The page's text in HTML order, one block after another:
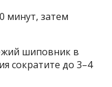
минут, затем
шиповник в
сократите до 3–4